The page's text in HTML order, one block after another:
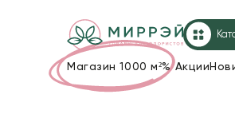
Магазин 1000 м²%Акции